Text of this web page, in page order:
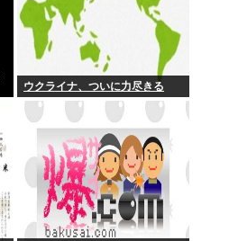
ウクライナ、ついに力尽きる